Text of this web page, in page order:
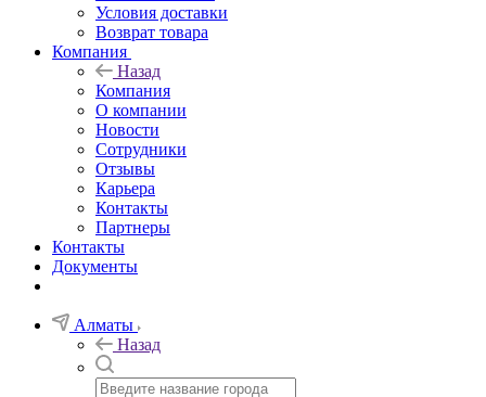
Условия доставки
Возврат товара
Компания
Назад
Компания
О компании
Новости
Сотрудники
Отзывы
Карьера
Контакты
Партнеры
Контакты
Документы
Алматы
Назад